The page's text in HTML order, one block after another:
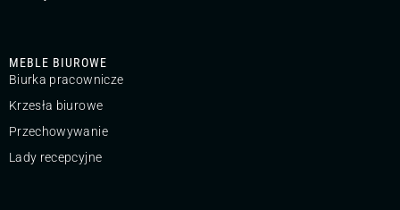
MEBLE BIUROWE
Biurka pracownicze
Krzesła biurowe
Przechowywanie
Lady recepcyjne